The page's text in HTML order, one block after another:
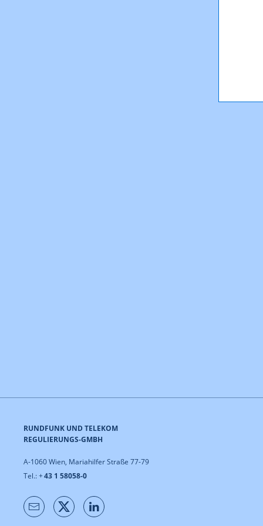
RUNDFUNK UND TELEKOM
REGULIERUNGS-GMBH
A-1060 Wien, Mariahilfer Straße 77-79
Tel.: +43 1 58058-0